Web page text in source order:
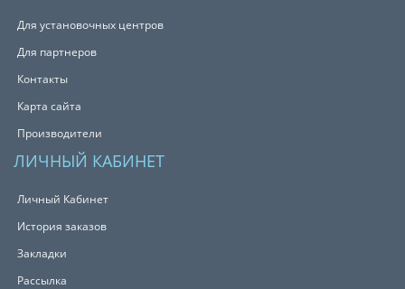
Для установочных центров
Для партнеров
Контакты
Карта сайта
Производители
ЛИЧНЫЙ КАБИНЕТ
Личный Кабинет
История заказов
Закладки
Рассылка